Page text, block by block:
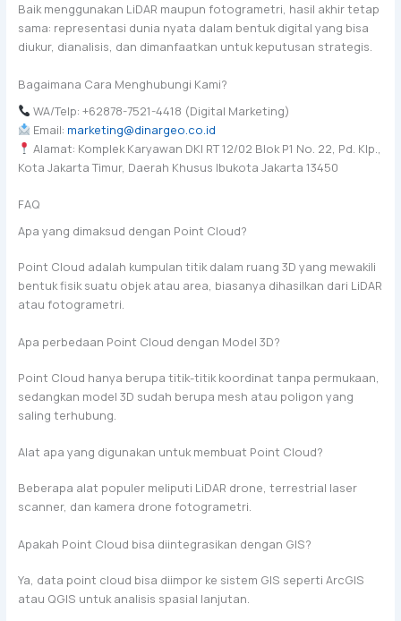
Baik menggunakan LiDAR maupun fotogrametri, hasil akhir tetap
sama: representasi dunia nyata dalam bentuk digital yang bisa
diukur, dianalisis, dan dimanfaatkan untuk keputusan strategis.
Bagaimana Cara Menghubungi Kami?
WA/Telp: +62878-7521-4418 (Digital Marketing)
Email: marketing@dinargeo.co.id
Alamat: Komplek Karyawan DKI RT 12/02 Blok P1 No. 22, Pd. Klp.,
Kota Jakarta Timur, Daerah Khusus Ibukota Jakarta 13450
FAQ
Apa yang dimaksud dengan Point Cloud?
Point Cloud adalah kumpulan titik dalam ruang 3D yang mewakili
bentuk fisik suatu objek atau area, biasanya dihasilkan dari LiDAR
atau fotogrametri.
Apa perbedaan Point Cloud dengan Model 3D?
Point Cloud hanya berupa titik-titik koordinat tanpa permukaan,
sedangkan model 3D sudah berupa mesh atau poligon yang
saling terhubung.
Alat apa yang digunakan untuk membuat Point Cloud?
Beberapa alat populer meliputi LiDAR drone, terrestrial laser
scanner, dan kamera drone fotogrametri.
Apakah Point Cloud bisa diintegrasikan dengan GIS?
Ya, data point cloud bisa diimpor ke sistem GIS seperti ArcGIS
atau QGIS untuk analisis spasial lanjutan.